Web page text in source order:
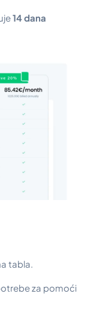
14 dana
tabla.
za pomoći